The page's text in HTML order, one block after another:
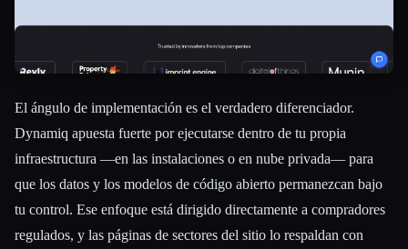
El ángulo de implementación es el verdadero diferenciador.
Dynamiq apuesta fuerte por ejecutarse dentro de tu propia
infraestructura —en las instalaciones o en nube privada— para
que los datos y los modelos de código abierto permanezcan bajo
tu control. Ese enfoque está dirigido directamente a compradores
regulados, y las páginas de sectores del sitio lo respaldan con